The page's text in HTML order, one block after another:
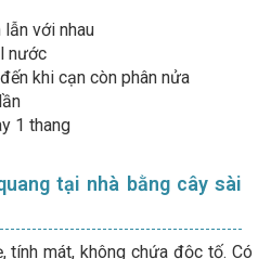
lẫn với nhau
nước
khi cạn còn phân nửa
1 thang
tại nhà bằng cây sài
tính mát, không chứa độc tố. Có